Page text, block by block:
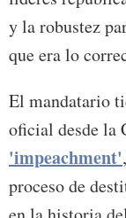
y la robustez
que era lo
El mandatario
oficial desde la
'impeachment'
proceso de